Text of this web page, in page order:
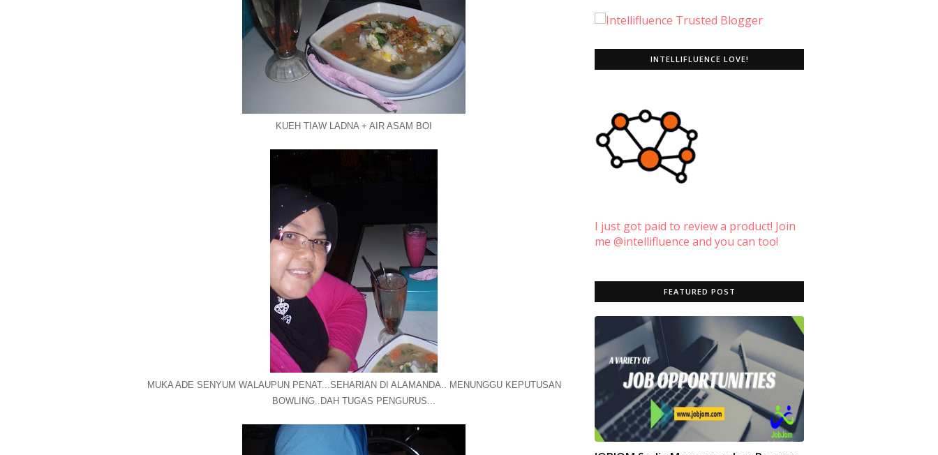
KUEH TIAW LADNA + AIR ASAM BOI
MUKA ADE SENYUM WALAUPUN PENAT...SEHARIAN DI ALAMANDA.. MENUNGGU KEPUTUSAN
BOWLING..DAH TUGAS PENGURUS...
INTELLIFLUENCE LOVE!
I just got paid to review a product! Join
me @intellifluence and you can too!
FEATURED POST
INFO